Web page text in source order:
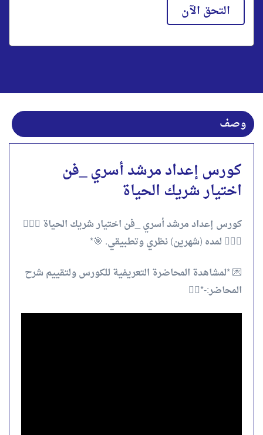
التحق الآن
وصف
كورس إعداد مرشد أسري _فن
اختيار شريك الحياة
كورس إعداد مرشد أسري _فن اختيار شريك الحياة 👰🏻‍♀️
🤵🏼‍♂️ لمده (شهرين) نظري وتطبيقي. 🎯*
💌 *لمشاهدة المحاضرة التعريفية للكورس ولتقييم شرح
المحاضر:-*👇🏻